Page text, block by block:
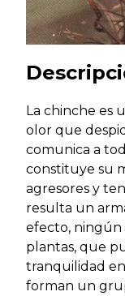
La chinche es
olor que
comunica a
constituye su
agresores y
resulta un
efecto, ningún
plantas, que
tranquilidad
forman un